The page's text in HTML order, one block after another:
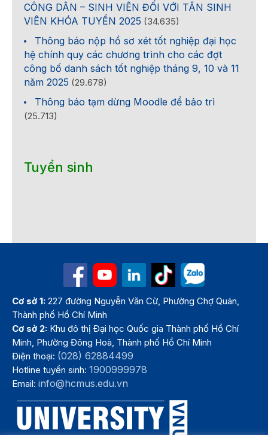
CÔNG DÂN – SINH VIÊN ĐỐI VỚI TÂN SINH
VIÊN KHÓA TUYỂN 2025 (34.635)
Thông báo nộp hồ sơ xét tốt nghiệp đại học
hệ chính quy các chương trình cho các đợt
công bố danh sách tốt nghiệp tháng 9, 10 và 11
năm 2025 (29.678)
Thông báo tạm dừng Moodle để bảo trì
(25.713)
Tuyển sinh
Cơ sở 1: 227 đường Nguyễn Văn Cừ, Phường Chợ Quán,
Thành phố Hồ Chí Minh
Cơ sở 2: Khu đô thị Đại học Quốc gia Thành phố Hồ Chí
Minh, Phường Đông Hoà, Thành phố Hồ Chí Minh
Điện thoại: (028) 62884499
Hotline tuyển sinh:1900999978
Email:info@hcmus.edu.vn